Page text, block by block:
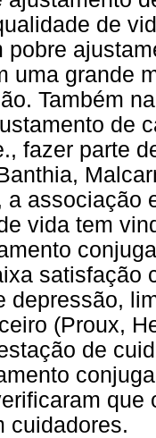
de
pobre
uma grande
Também
de
fazer parte
a associação
vida tem
satisfação
depressão,
(Proux,
de
cuidadores.